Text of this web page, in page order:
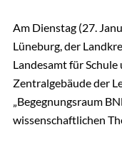
Am Dienstag (27.
Lüneburg, der
Landesamt für Schule
Zentralgebäude der
„Begegnungsraum
wissenschaftlichen